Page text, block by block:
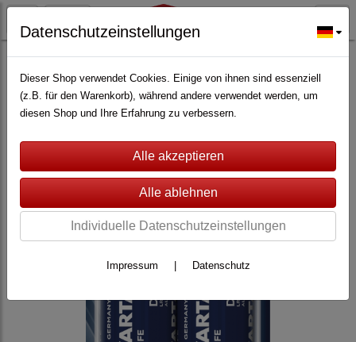
ALARMANLAGEN(361) Lupus Electronics(228)
Lupusec XT4(76)
Datenschutzeinstellungen
Dieser Shop verwendet Cookies. Einige von ihnen sind essenziell
(z.B. für den Warenkorb), während andere verwendet werden, um
diesen Shop und Ihre Erfahrung zu verbessern.
Individuelle Datenschutzeinstellungen
Impressum Datenschutz